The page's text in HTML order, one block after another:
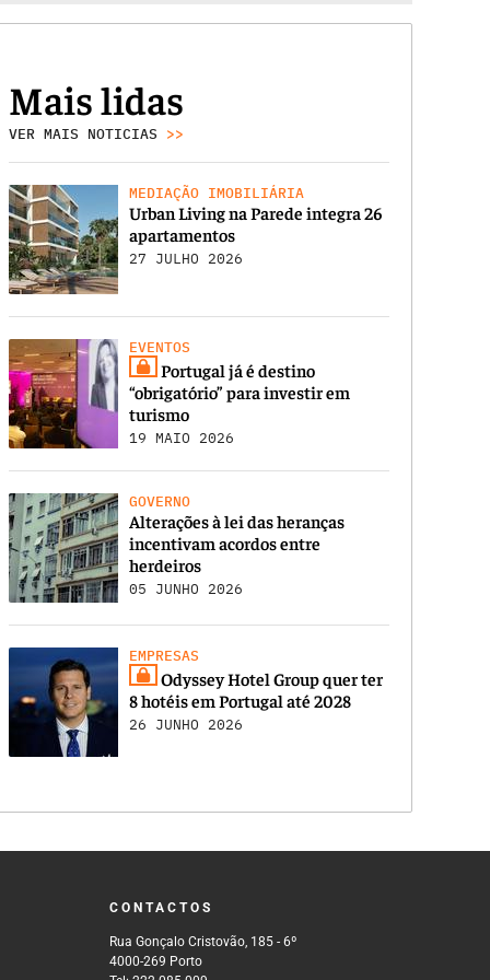
Mais lidas
VER MAIS NOTICIAS >>
MEDIAÇÃO IMOBILIÁRIA
Urban Living na Parede integra 26
apartamentos
27 JULHO 2026
EVENTOS
Portugal já é destino
“obrigatório” para investir em
turismo
19 MAIO 2026
GOVERNO
Alterações à lei das heranças
incentivam acordos entre
herdeiros
05 JUNHO 2026
EMPRESAS
Odyssey Hotel Group quer ter
8 hotéis em Portugal até 2028
26 JUNHO 2026
CONTACTOS
Rua Gonçalo Cristovão, 185 - 6º
4000-269 Porto